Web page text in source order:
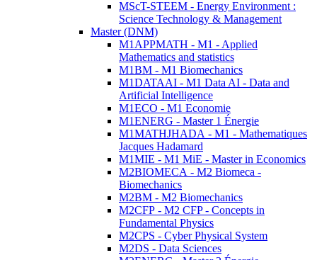
MScT-STEEM - Energy Environment :
Science Technology & Management
Master (DNM)
M1APPMATH - M1 - Applied
Mathematics and statistics
M1BM - M1 Biomechanics
M1DATAAI - M1 Data AI - Data and
Artificial Intelligence
M1ECO - M1 Economie
M1ENERG - Master 1 Énergie
M1MATHJHADA - M1 - Mathematiques
Jacques Hadamard
M1MIE - M1 MiE - Master in Economics
M2BIOMECA - M2 Biomeca -
Biomechanics
M2BM - M2 Biomechanics
M2CFP - M2 CFP - Concepts in
Fundamental Physics
M2CPS - Cyber Physical System
M2DS - Data Sciences